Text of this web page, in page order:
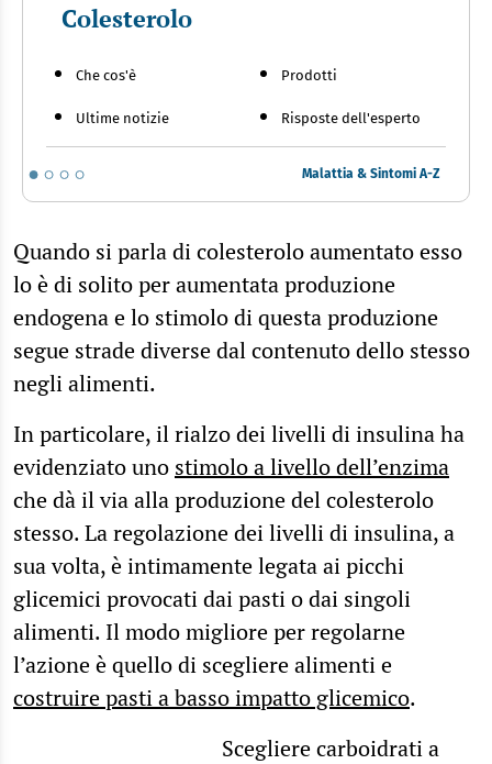
Colesterolo
Che cos'è
Ultime notizie
Prodotti
Risposte dell'esperto
Malattia & Sintomi A-Z
Quando si parla di colesterolo aumentato esso
lo è di solito per aumentata produzione
endogena e lo stimolo di questa produzione
segue strade diverse dal contenuto dello stesso
negli alimenti.
In particolare, il rialzo dei livelli di insulina ha
evidenziato uno stimolo a livello dell’enzima
che dà il via alla produzione del colesterolo
stesso. La regolazione dei livelli di insulina, a
sua volta, è intimamente legata ai picchi
glicemici provocati dai pasti o dai singoli
alimenti. Il modo migliore per regolarne
l’azione è quello di scegliere alimenti e
costruire pasti a basso impatto glicemico.
Scegliere carboidrati a